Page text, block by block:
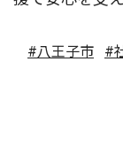
#八王子市 #